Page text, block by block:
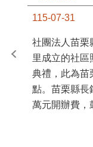
115-07-31
社團法人苗栗
里成立的社區
典禮，此為苗
點。苗栗縣長
萬元開辦費，